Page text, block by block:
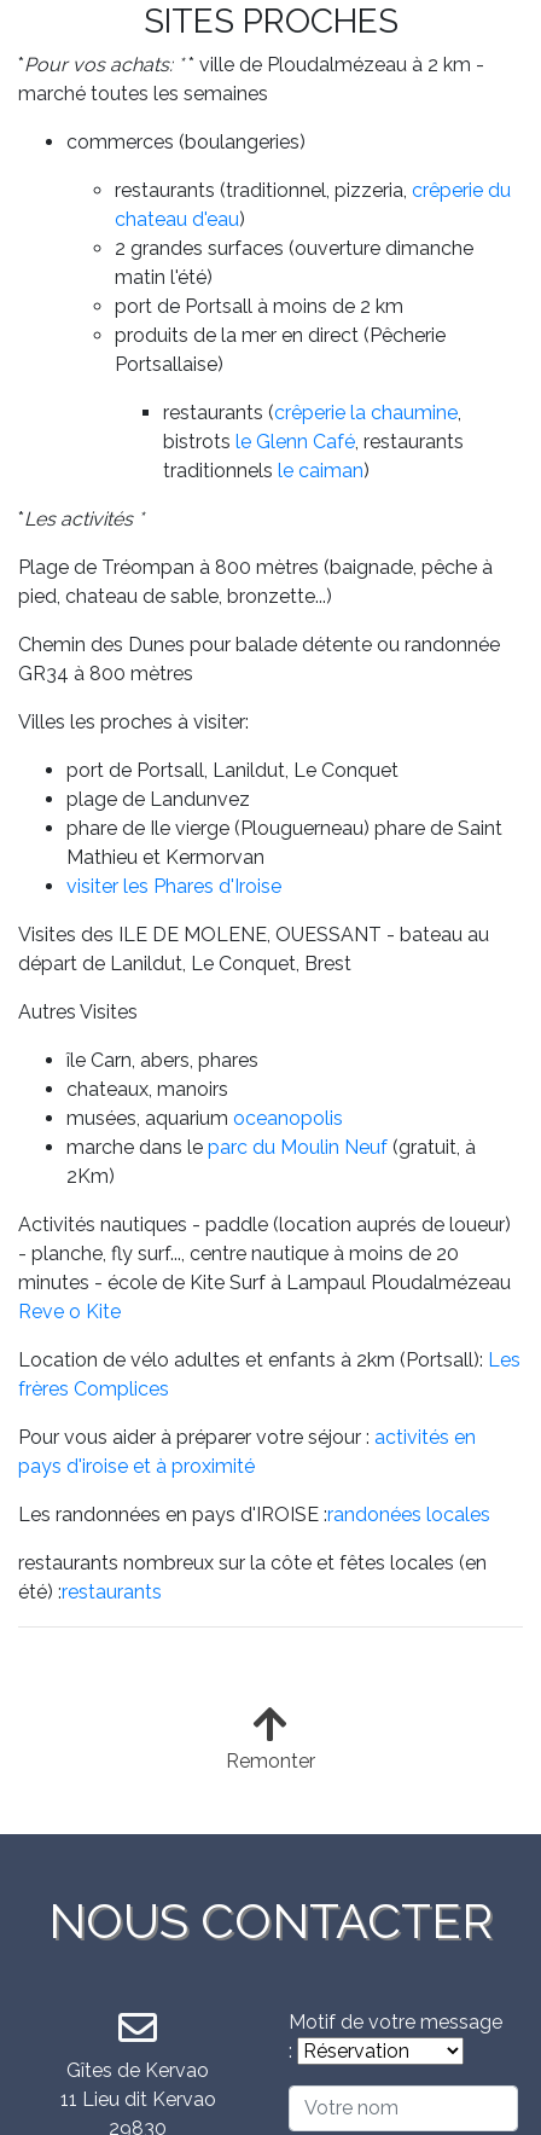
SITES PROCHES
*Pour vos achats: ** ville de Ploudalmézeau à 2 km -
marché toutes les semaines
commerces (boulangeries)
restaurants (traditionnel, pizzeria, crêperie du
chateau d'eau)
2 grandes surfaces (ouverture dimanche
matin l'été)
port de Portsall à moins de 2 km
produits de la mer en direct (Pêcherie
Portsallaise)
restaurants (crêperie la chaumine,
bistrots le Glenn Café, restaurants
traditionnels le caiman)
*Les activités *
Plage de Tréompan à 800 mètres (baignade, pêche à
pied, chateau de sable, bronzette...)
Chemin des Dunes pour balade détente ou randonnée
GR34 à 800 mètres
Villes les proches à visiter:
port de Portsall, Lanildut, Le Conquet
plage de Landunvez
phare de Ile vierge (Plouguerneau) phare de Saint
Mathieu et Kermorvan
visiter les Phares d'Iroise
Visites des ILE DE MOLENE, OUESSANT - bateau au
départ de Lanildut, Le Conquet, Brest
Autres Visites
île Carn, abers, phares
chateaux, manoirs
musées, aquarium oceanopolis
marche dans le parc du Moulin Neuf (gratuit, à
2Km)
Activités nautiques - paddle (location auprés de loueur)
- planche, fly surf..., centre nautique à moins de 20
minutes - école de Kite Surf à Lampaul Ploudalmézeau
Reve o Kite
Location de vélo adultes et enfants à 2km (Portsall): Les
frères Complices
Pour vous aider à préparer votre séjour : activités en
pays d'iroise et à proximité
Les randonnées en pays d'IROISE :randonées locales
restaurants nombreux sur la côte et fêtes locales (en
été) :restaurants
Remonter
NOUS CONTACTER
Gîtes de Kervao
11 Lieu dit Kervao
29830
Motif de votre message
: